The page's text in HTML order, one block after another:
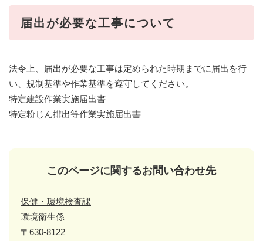
届出が必要な工事について
法令上、届出が必要な工事は定められた時期までに届出を行
い、規制基準や作業基準を遵守してください。
特定建設作業実施届出書
特定粉じん排出等作業実施届出書
このページに関するお問い合わせ先
保健・環境検査課
環境衛生係
〒630-8122